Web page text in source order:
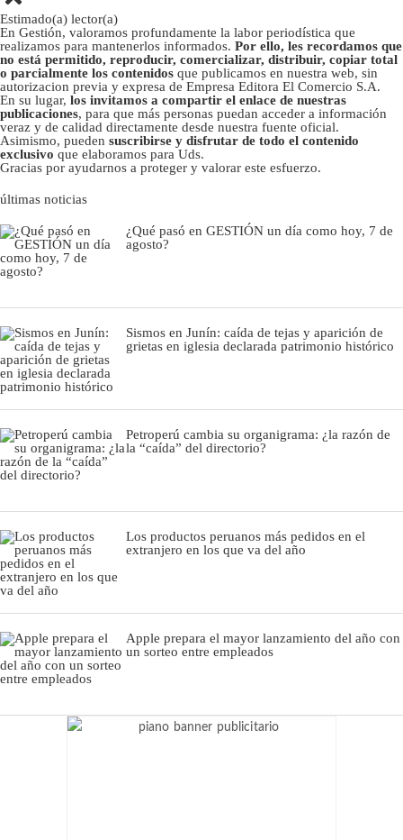
Estimado(a) lector(a)
En Gestión, valoramos profundamente la labor periodística que
realizamos para mantenerlos informados. Por ello, les recordamos que
no está permitido, reproducir, comercializar, distribuir, copiar total
o parcialmente los contenidos que publicamos en nuestra web, sin
autorizacion previa y expresa de Empresa Editora El Comercio S.A.
En su lugar, los invitamos a compartir el enlace de nuestras
publicaciones, para que más personas puedan acceder a información
veraz y de calidad directamente desde nuestra fuente oficial.
Asimismo, pueden suscribirse y disfrutar de todo el contenido
exclusivo que elaboramos para Uds.
Gracias por ayudarnos a proteger y valorar este esfuerzo.
últimas noticias
¿Qué pasó en GESTIÓN un día como hoy, 7 de
agosto?
Sismos en Junín: caída de tejas y aparición de
grietas en iglesia declarada patrimonio histórico
Petroperú cambia su organigrama: ¿la razón de
la “caída” del directorio?
Los productos peruanos más pedidos en el
extranjero en los que va del año
Apple prepara el mayor lanzamiento del año con
un sorteo entre empleados